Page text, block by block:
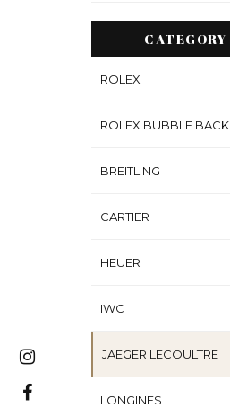
CATEGORY
ROLEX
ROLEX BUBBLE BACK
BREITLING
CARTIER
HEUER
IWC
JAEGER LECOULTRE
LONGINES